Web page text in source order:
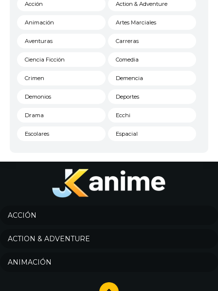
Acción Action & Adventure
Animación Artes Marciales
Aventuras Carreras
Ciencia Ficción Comedia
Crimen Demencia
Demonios Deportes
Drama Ecchi
Escolares Espacial
Historico
Josei
Música
ACCIÓN
ACTION & ADVENTURE
ANIMACIÓN